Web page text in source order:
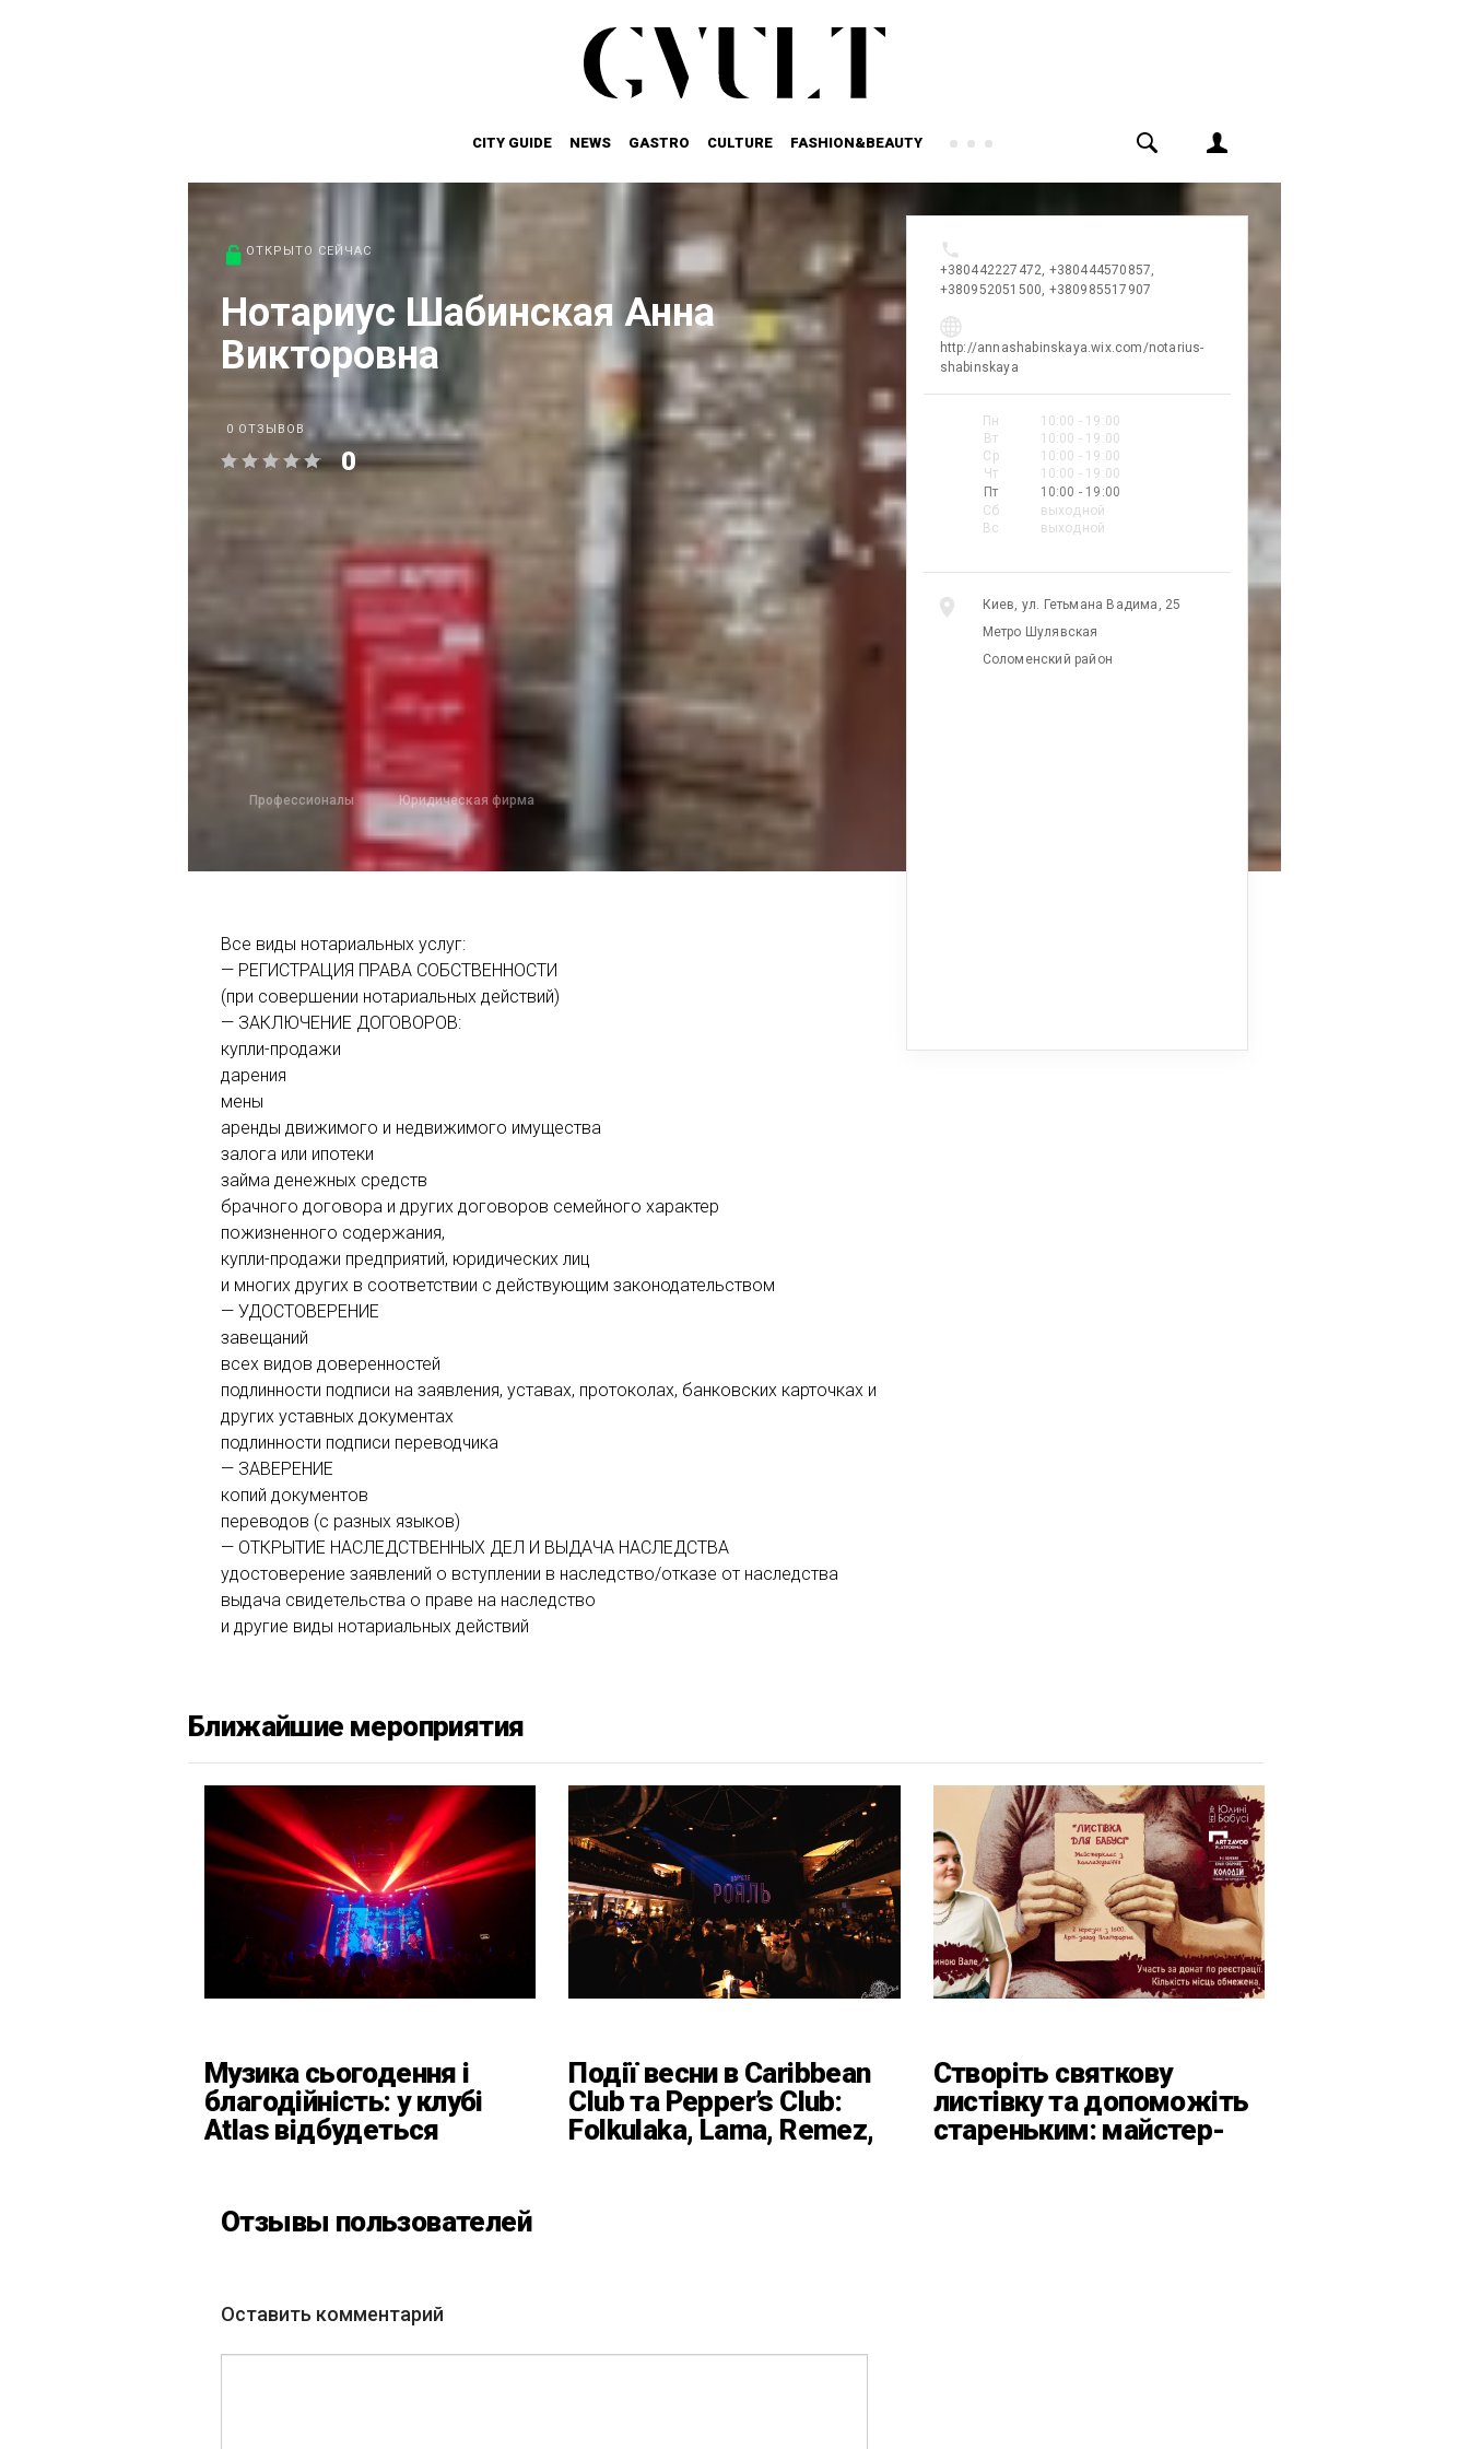
CITY GUIDE NEWS GASTRO CULTURE FASHION&BEAUTY
ОТКРЫТО СЕЙЧАС
Нотариус Шабинская Анна
Викторовна
0 ОТЗЫВОВ
0
Профессионалы Юридическая фирма
Все виды нотариальных услуг:
— РЕГИСТРАЦИЯ ПРАВА СОБСТВЕННОСТИ
(при совершении нотариальных действий)
— ЗАКЛЮЧЕНИЕ ДОГОВОРОВ:
купли-продажи
дарения
мены
аренды движимого и недвижимого имущества
залога или ипотеки
займа денежных средств
брачного договора и других договоров семейного характер
пожизненного содержания,
купли-продажи предприятий, юридических лиц
и многих других в соответствии с действующим законодательством
— УДОСТОВЕРЕНИЕ
завещаний
всех видов доверенностей
подлинности подписи на заявления, уставах, протоколах, банковских карточках и
других уставных документах
подлинности подписи переводчика
— ЗАВЕРЕНИЕ
копий документов
переводов (с разных языков)
— ОТКРЫТИЕ НАСЛЕДСТВЕННЫХ ДЕЛ И ВЫДАЧА НАСЛЕДСТВА
удостоверение заявлений о вступлении в наследство/отказе от наследства
выдача свидетельства о праве на наследство
и другие виды нотариальных действий
+380442227472, +380444570857,
+380952051500, +380985517907
http://annashabinskaya.wix.com/notarius-
shabinskaya
Пн
10:00 - 19:00
Вт
10:00 - 19:00
Ср
10:00 - 19:00
Чт
10:00 - 19:00
Пт
10:00 - 19:00
Сб
выходной
Вс
выходной
Киев, ул. Гетьмана Вадима, 25
Метро Шулявская
Соломенский район
Ближайшие мероприятия
Музика сьогодення і
благодійність: у клубі
Atlas відбудеться
Події весни в Caribbean
Club та Pepper’s Club:
Folkulaka, Lama, Remez,
Створіть святкову
листівку та допоможіть
стареньким: майстер-
Отзывы пользователей
Оставить комментарий